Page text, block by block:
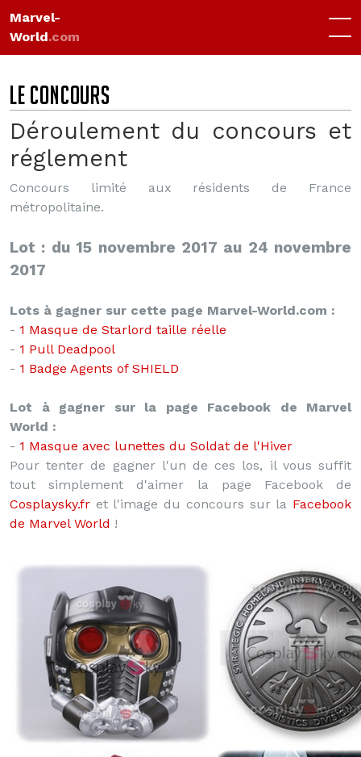
Marvel-
World.com
LE CONCOURS
Déroulement du concours et
réglement
Concours limité aux résidents de France
métropolitaine.
Lot : du 15 novembre 2017 au 24 novembre
2017
Lots à gagner sur cette page Marvel-World.com :
- 1 Masque de Starlord taille réelle
- 1 Pull Deadpool
- 1 Badge Agents of SHIELD
Lot à gagner sur la page Facebook de Marvel
World :
- 1 Masque avec lunettes du Soldat de l'Hiver
Pour tenter de gagner l'un de ces los, il vous suffit
tout simplement d'aimer la page Facebook de
Cosplaysky.fr et l'image du concours sur la Facebook
de Marvel World !